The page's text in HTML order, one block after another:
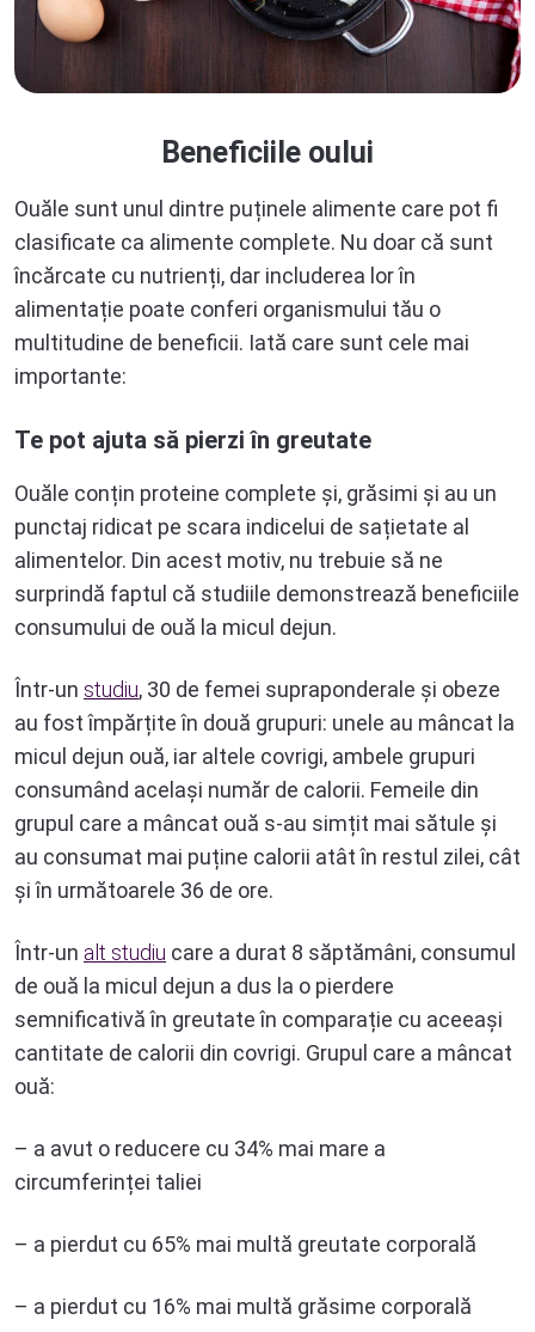
Beneficiile oului
Ouăle sunt unul dintre puținele alimente care pot fi
clasificate ca alimente complete. Nu doar că sunt
încărcate cu nutrienți, dar includerea lor în
alimentație poate conferi organismului tău o
multitudine de beneficii. Iată care sunt cele mai
importante:
Te pot ajuta să pierzi în greutate
Ouăle conțin proteine complete și, grăsimi și au un
punctaj ridicat pe scara indicelui de sațietate al
alimentelor. Din acest motiv, nu trebuie să ne
surprindă faptul că studiile demonstrează beneficiile
consumului de ouă la micul dejun.
Într-un studiu, 30 de femei supraponderale și obeze
au fost împărțite în două grupuri: unele au mâncat la
micul dejun ouă, iar altele covrigi, ambele grupuri
consumând același număr de calorii. Femeile din
grupul care a mâncat ouă s-au simțit mai sătule și
au consumat mai puține calorii atât în restul zilei, cât
și în următoarele 36 de ore.
Într-un alt studiu care a durat 8 săptămâni, consumul
de ouă la micul dejun a dus la o pierdere
semnificativă în greutate în comparație cu aceeași
cantitate de calorii din covrigi. Grupul care a mâncat
ouă:
– a avut o reducere cu 34% mai mare a
circumferinței taliei
– a pierdut cu 65% mai multă greutate corporală
– a pierdut cu 16% mai multă grăsime corporală